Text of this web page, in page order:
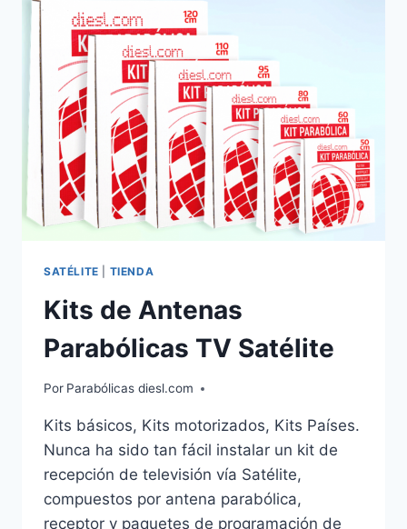
SATÉLITE TIENDA
Kits de Antenas
Parabólicas TV Satélite
Por Parabólicas diesl.com
Kits básicos, Kits motorizados, Kits Países.
Nunca ha sido tan fácil instalar un kit de
recepción de televisión vía Satélite,
compuestos por antena parabólica,
receptor y paquetes de programación de